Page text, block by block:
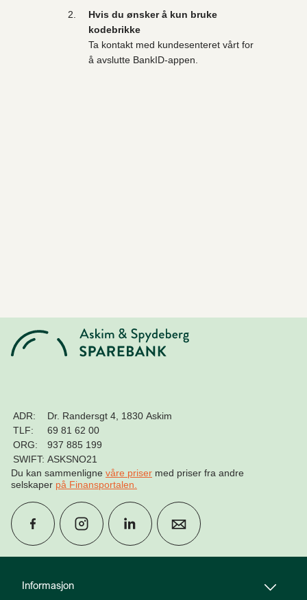
Hvis du ønsker å kun bruke
kodebrikke
Ta kontakt med kundesenteret vårt for
å avslutte BankID-appen.
Informasjon
ADR:
Dr. Randersgt 4, 1830 Askim
TLF:
69 81 62 00
ORG:
937 885 199
SWIFT: ASKSNO21
Du kan sammenligne våre priser med priser fra andre
selskaper på Finansportalen